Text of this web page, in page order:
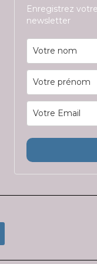
Enregistrez
newsletter